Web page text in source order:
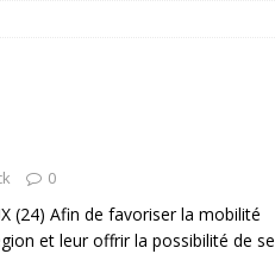
0
(24) Afin de favoriser la mobilité
et leur offrir la possibilité de se